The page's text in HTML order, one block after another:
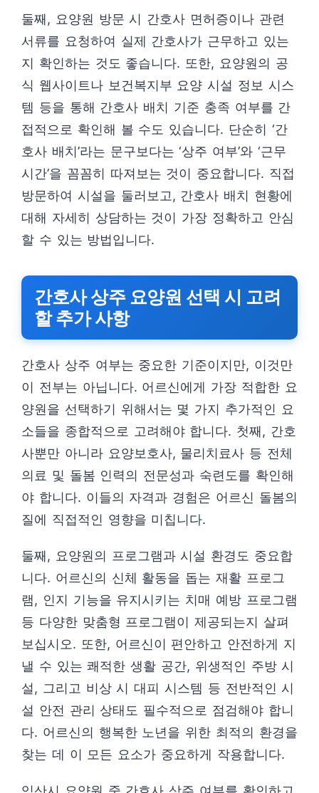
둘째, 요양원 방문 시 간호사 면허증이나 관련
서류를 요청하여 실제 간호사가 근무하고 있는
지 확인하는 것도 좋습니다. 또한, 요양원의 공
식 웹사이트나 보건복지부 요양 시설 정보 시스
템 등을 통해 간호사 배치 기준 충족 여부를 간
접적으로 확인해 볼 수도 있습니다. 단순히 ‘간
호사 배치’라는 문구보다는 ‘상주 여부’와 ‘근무
시간’을 꼼꼼히 따져보는 것이 중요합니다. 직접
방문하여 시설을 둘러보고, 간호사 배치 현황에
대해 자세히 상담하는 것이 가장 정확하고 안심
할 수 있는 방법입니다.
간호사 상주 요양원 선택 시 고려
할 추가 사항
간호사 상주 여부는 중요한 기준이지만, 이것만
이 전부는 아닙니다. 어르신에게 가장 적합한 요
양원을 선택하기 위해서는 몇 가지 추가적인 요
소들을 종합적으로 고려해야 합니다. 첫째, 간호
사뿐만 아니라 요양보호사, 물리치료사 등 전체
의료 및 돌봄 인력의 전문성과 숙련도를 확인해
야 합니다. 이들의 자격과 경험은 어르신 돌봄의
질에 직접적인 영향을 미칩니다.
둘째, 요양원의 프로그램과 시설 환경도 중요합
니다. 어르신의 신체 활동을 돕는 재활 프로그
램, 인지 기능을 유지시키는 치매 예방 프로그램
등 다양한 맞춤형 프로그램이 제공되는지 살펴
보십시오. 또한, 어르신이 편안하고 안전하게 지
낼 수 있는 쾌적한 생활 공간, 위생적인 주방 시
설, 그리고 비상 시 대피 시스템 등 전반적인 시
설 안전 관리 상태도 필수적으로 점검해야 합니
다. 어르신의 행복한 노년을 위한 최적의 환경을
찾는 데 이 모든 요소가 중요하게 작용합니다.